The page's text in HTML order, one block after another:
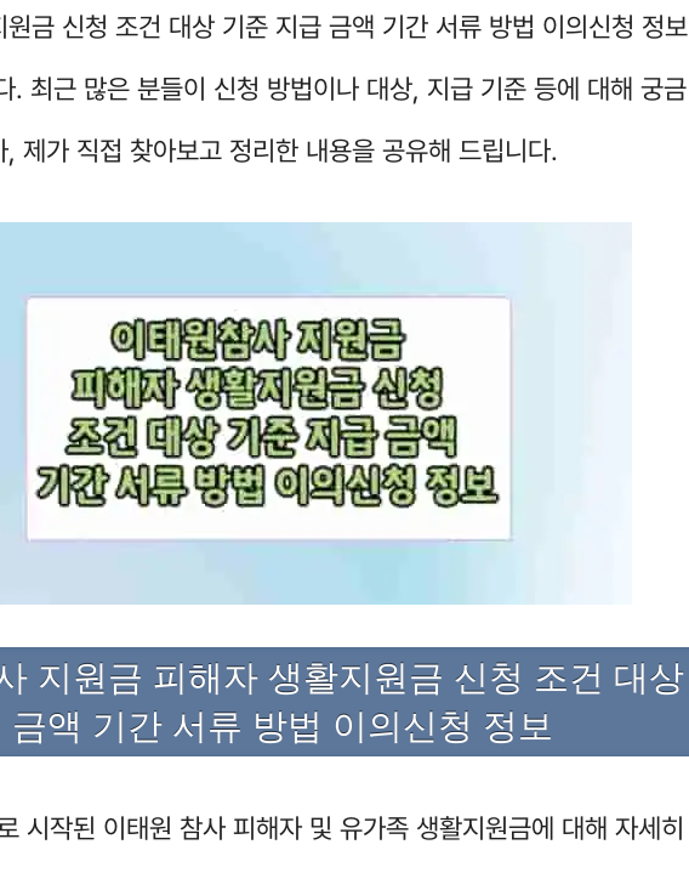
금 신청 조건 대상 기준 지급 금액 기간 서류 방법 이의신청 정보
. 최근 많은 분들이 신청 방법이나 대상, 지급 기준 등에 대해 궁금
제가 직접 찾아보고 정리한 내용을 공유해 드립니다.
지원금 피해자 생활지원금 신청 조건 대상
금액 기간 서류 방법 이의신청 정보
시작된 이태원 참사 피해자 및 유가족 생활지원금에 대해 자세히